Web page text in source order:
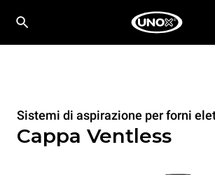
Sistemi di aspirazione per forni
Cappa Ventless